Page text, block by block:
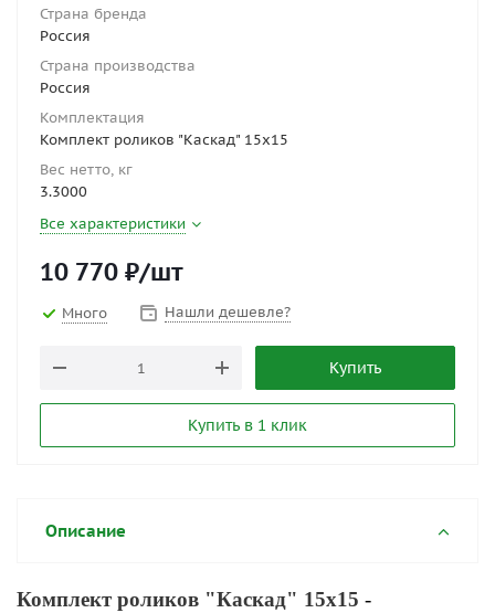
Страна бренда
Россия
Страна производства
Россия
Комплектация
Комплект роликов "Каскад" 15x15
Вес нетто, кг
3.3000
Все характеристики
10 770 ₽/шт
Много Нашли дешевле?
Купить
Купить в 1 клик
Описание
Комплект роликов "Каскад" 15x15 -